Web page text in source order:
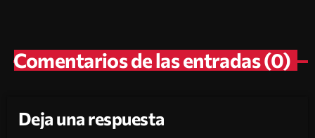
Comentarios de las entradas (0)
Deja una respuesta